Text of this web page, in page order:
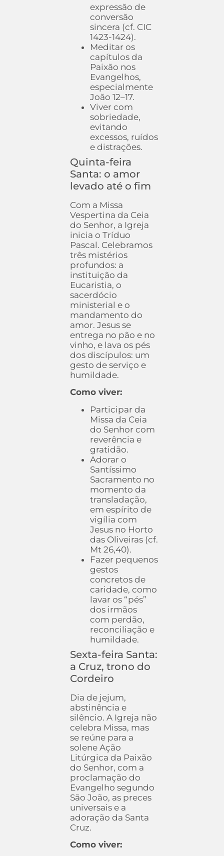
expressão de
conversão
sincera (cf. CIC
1423-1424).
Meditar os
capítulos da
Paixão nos
Evangelhos,
especialmente
João 12–17.
Viver com
sobriedade,
evitando
excessos, ruídos
e distrações.
Quinta-feira
Santa: o amor
levado até o fim
Com a Missa
Vespertina da Ceia
do Senhor, a Igreja
inicia o Tríduo
Pascal. Celebramos
três mistérios
profundos: a
instituição da
Eucaristia, o
sacerdócio
ministerial e o
mandamento do
amor. Jesus se
entrega no pão e no
vinho, e lava os pés
dos discípulos: um
gesto de serviço e
humildade.
Como viver:
Participar da
Missa da Ceia
do Senhor com
reverência e
gratidão.
Adorar o
Santíssimo
Sacramento no
momento da
transladação,
em espírito de
vigília com
Jesus no Horto
das Oliveiras (cf.
Mt 26,40).
Fazer pequenos
gestos
concretos de
caridade, como
lavar os “pés”
dos irmãos
com perdão,
reconciliação e
humildade.
Sexta-feira Santa:
a Cruz, trono do
Cordeiro
Dia de jejum,
abstinência e
silêncio. A Igreja não
celebra Missa, mas
se reúne para a
solene Ação
Litúrgica da Paixão
do Senhor, com a
proclamação do
Evangelho segundo
São João, as preces
universais e a
adoração da Santa
Cruz.
Como viver: